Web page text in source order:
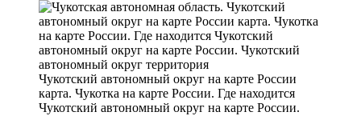
Чукотский автономный округ на карте России
карта. Чукотка на карте России. Где находится
Чукотский автономный округ на карте России.